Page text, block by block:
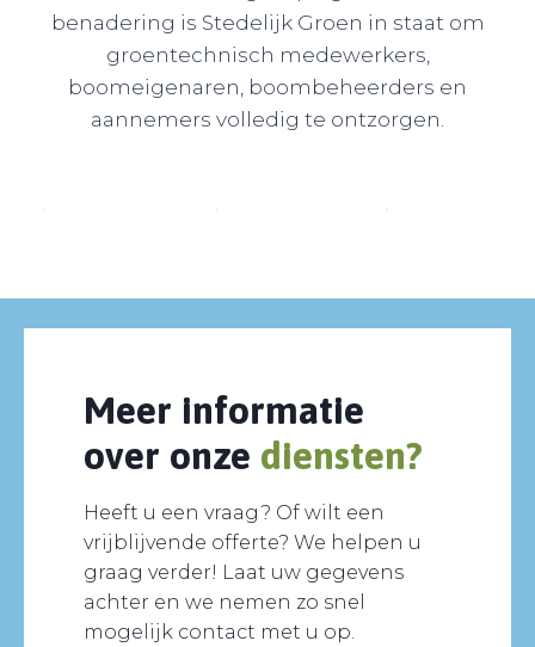
benadering is Stedelijk Groen in staat om
groentechnisch medewerkers,
boomeigenaren, boombeheerders en
aannemers volledig te ontzorgen.
Meer informatie
over onze diensten?
Heeft u een vraag? Of wilt een
vrijblijvende offerte? We helpen u
graag verder! Laat uw gegevens
achter en we nemen zo snel
mogelijk contact met u op.